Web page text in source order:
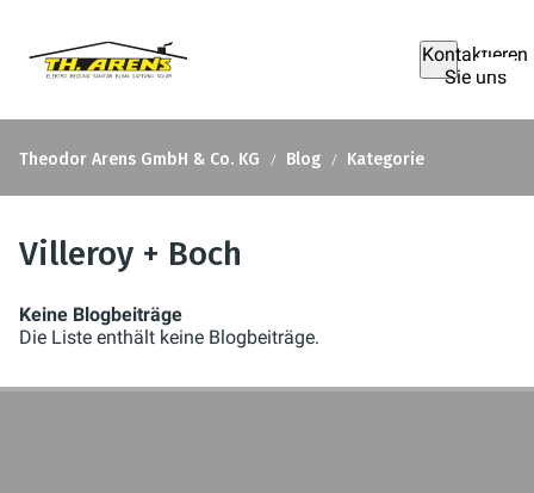
Kontaktieren
Sie uns
Theodor Arens GmbH & Co. KG Blog Kategorie
Villeroy + Boch
Keine Blogbeiträge
Die Liste enthält keine Blogbeiträge.